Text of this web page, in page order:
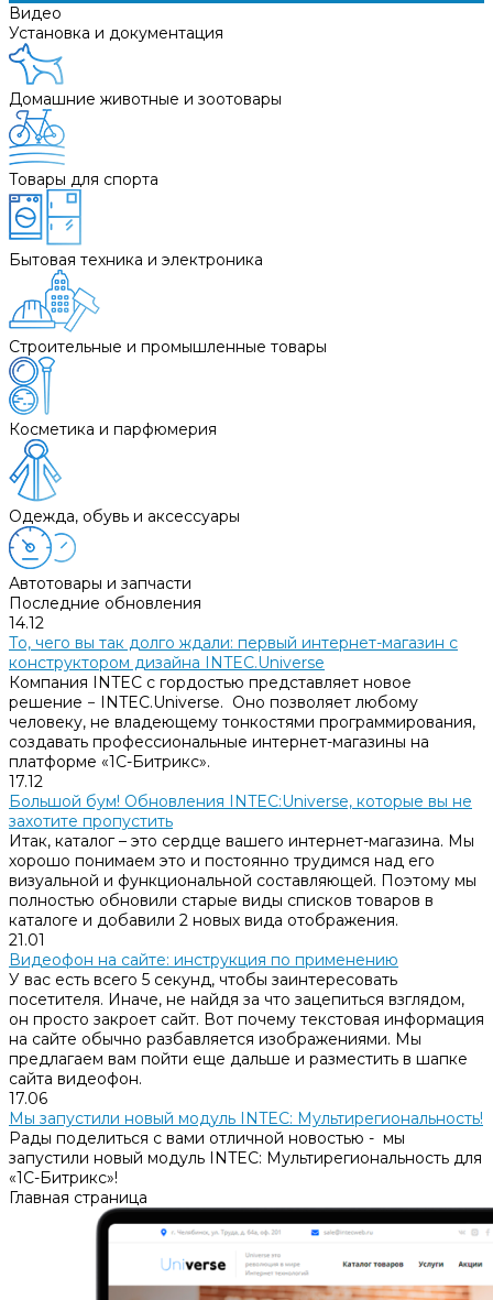
Видео
Установка и документация
Домашние животные и зоотовары
Товары для спорта
Бытовая техника и электроника
Строительные и промышленные товары
Косметика и парфюмерия
Одежда, обувь и аксессуары
Автотовары и запчасти
Последние обновления
14.12
То, чего вы так долго ждали: первый интернет-магазин с
конструктором дизайна INTEC.Universe
Компания INTEC с гордостью представляет новое
решение − INTEC.Universe. Оно позволяет любому
человеку, не владеющему тонкостями программирования,
создавать профессиональные интернет-магазины на
платформе «1С-Битрикс».
17.12
Большой бум! Обновления INTEC:Universe, которые вы не
захотите пропустить
Итак, каталог – это сердце вашего интернет-магазина. Мы
хорошо понимаем это и постоянно трудимся над его
визуальной и функциональной составляющей. Поэтому мы
полностью обновили старые виды списков товаров в
каталоге и добавили 2 новых вида отображения.
21.01
Видеофон на сайте: инструкция по применению
У вас есть всего 5 секунд, чтобы заинтересовать
посетителя. Иначе, не найдя за что зацепиться взглядом,
он просто закроет сайт. Вот почему текстовая информация
на сайте обычно разбавляется изображениями. Мы
предлагаем вам пойти еще дальше и разместить в шапке
сайта видеофон.
17.06
Мы запустили новый модуль INTEC: Мультирегиональность!
Рады поделиться с вами отличной новостью - мы
запустили новый модуль INTEC: Мультирегиональность для
«1С-Битрикс»!
Главная страница